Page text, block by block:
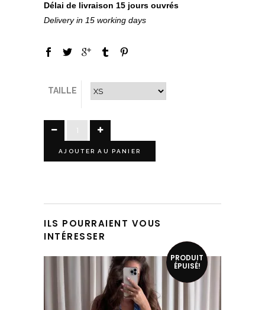
Délai de livraison 15 jours ouvrés
Delivery in 15 working days
TAILLE
AJOUTER AU PANIER
ILS POURRAIENT VOUS
INTÉRESSER
SOLDÉ!
PRODUIT
ÉPUISÉ!
Ce produit a plusieurs variations. Les options peuvent être choisies sur la page du produit